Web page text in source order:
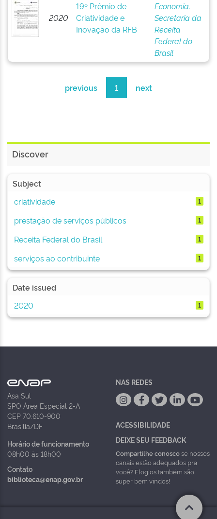
2020
19º Prêmio de
Criatividade e
Inovação da RFB
Economia.
Secretaria da
Receita
Federal do
Brasil
previous 1 next
Discover
Subject
criatividade
1
prestação de serviços públicos 1
Receita Federal do Brasil 1
serviços ao contribuinte 1
Date issued
2020
1
Asa Sul
SPO Área Especial 2-A
CEP 70.610-900
Brasília/DF
Horário de funcionamento
08h00 às 18h00
Contato
biblioteca@enap.gov.br
NAS REDES
ACESSIBILIDADE
DEIXE SEU FEEDBACK
Compartilhe conoscose nossos
canais estão adequados pra
você? Elogios também são
super bem vindos!